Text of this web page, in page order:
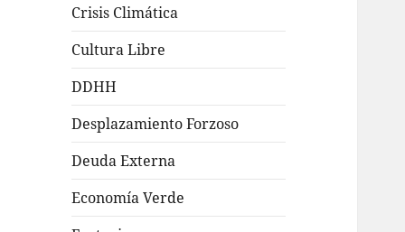
Crisis Climática
Cultura Libre
DDHH
Desplazamiento Forzoso
Deuda Externa
Economía Verde